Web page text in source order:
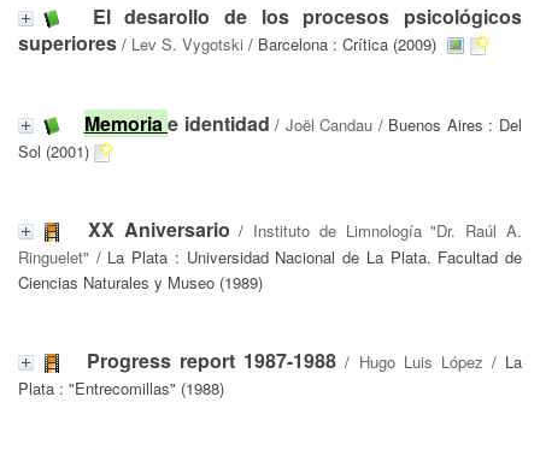
El desarollo de los procesos psicológicos
superiores / Lev S. Vygotski / Barcelona : Crítica (2009)
Memoriae identidad / Joël Candau / Buenos Aires : Del
Sol (2001)
XX Aniversario / Instituto de Limnología "Dr. Raúl A.
Ringuelet" / La Plata : Universidad Nacional de La Plata. Facultad de
Ciencias Naturales y Museo (1989)
Progress report 1987-1988 / Hugo Luis López / La
Plata : "Entrecomillas" (1988)